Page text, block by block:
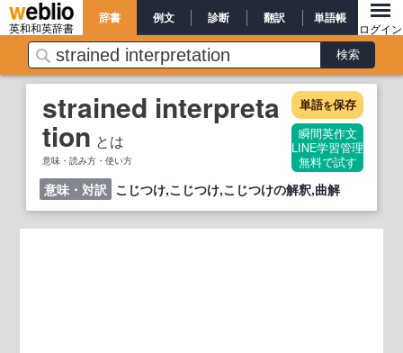
英和和英辞書
辞書 例文 診断 翻訳 単語帳
ログイン
strained interpreta
tion とは
意味・読み方・使い方
単語を保存
瞬間英作文
LINE学習管理
無料で試す
意味・対訳 こじつけ,こじつけ,こじつけの解釈,曲解